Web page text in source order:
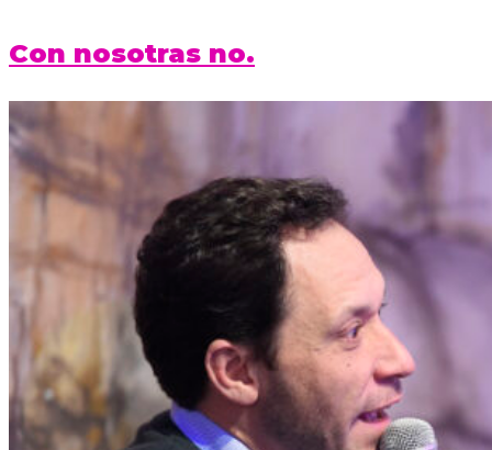
Con nosotras no.